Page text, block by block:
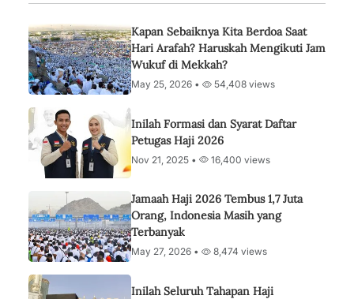
Kapan Sebaiknya Kita Berdoa Saat
Hari Arafah? Haruskah Mengikuti Jam
Wukuf di Mekkah?
May 25, 2026 • 54,408 views
Inilah Formasi dan Syarat Daftar
Petugas Haji 2026
Nov 21, 2025 • 16,400 views
Jamaah Haji 2026 Tembus 1,7 Juta
Orang, Indonesia Masih yang
Terbanyak
May 27, 2026 • 8,474 views
Inilah Seluruh Tahapan Haji